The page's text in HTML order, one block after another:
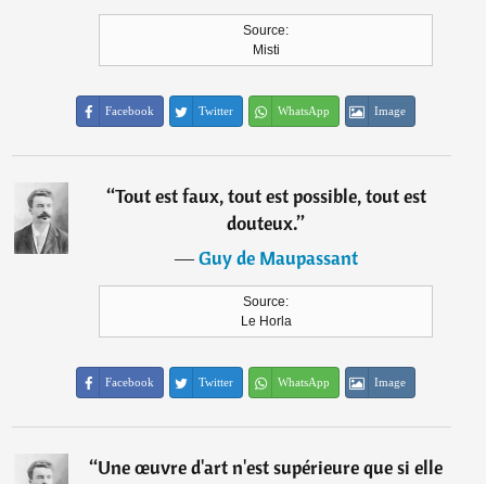
Source:
Misti
Facebook Twitter WhatsApp Image
“Tout est faux, tout est possible, tout est
douteux.”
―Guy de Maupassant
Source:
Le Horla
Facebook Twitter WhatsApp Image
“Une œuvre d'art n'est supérieure que si elle